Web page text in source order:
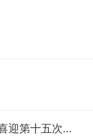
迎第十五次...